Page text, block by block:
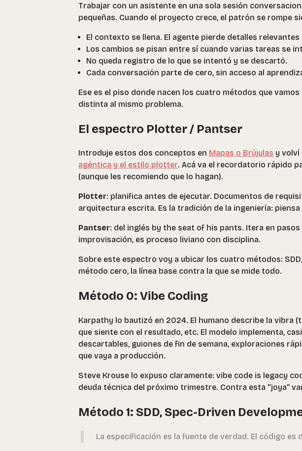
Trabajar con un asistente en una sola sesión
pequeñas. Cuando el proyecto crece, el patrón se rompe
El contexto se llena. El agente pierde detalles
Los cambios se pisan entre sí cuando varias tareas se
No queda registro de lo que se intentó y se descartó.
Cada conversación parte de cero, sin acceso al
Ese es el piso donde nacen los cuatro métodos que
distinta al mismo problema.
El espectro Plotter / Pantser
Introduje estos dos conceptos en Mapas o Brújulas y volví
agéntica y el estilo plotter. Acá va el recordatorio rápido
(aunque les recomiendo que lo hagan).
Plotter: planifica antes de ejecutar. Documentos de
arquitectura escrita. Es la tradición de la ingeniería:
Pantser: del inglés by the seat of his pants. Itera en
improvisación, es proceso liviano con disciplina.
Sobre este espectro voy a ubicar los cuatro métodos: SDD,
método cero, la línea base contra la que se mide todo.
Método 0: Vibe Coding
Karpathy lo bautizó en 2024. El humano describe la vibra
que siente con el resultado, etc. El modelo implementa,
descartables, guiones de fin de semana, exploraciones
que vaya a producción.
Steve Krouse lo expuso claramente: vibe code is legacy
deuda técnica del próximo trimestre. Contra esta “joya”
Método 1: SDD, Spec-Driven
La especificación es la fuente de verdad. El código es